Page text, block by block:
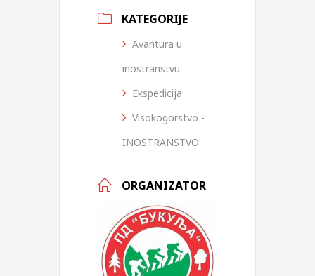
KATEGORIJE
Avantura u
inostranstvu
Ekspedicija
Visokogorstvo -
INOSTRANSTVO
ORGANIZATOR